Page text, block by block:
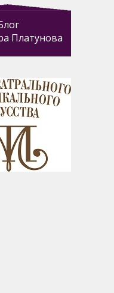
Платунова